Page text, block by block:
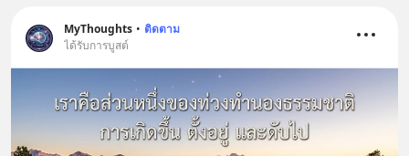
MyThoughts • ติดตาม
ได้รับการบูสต์